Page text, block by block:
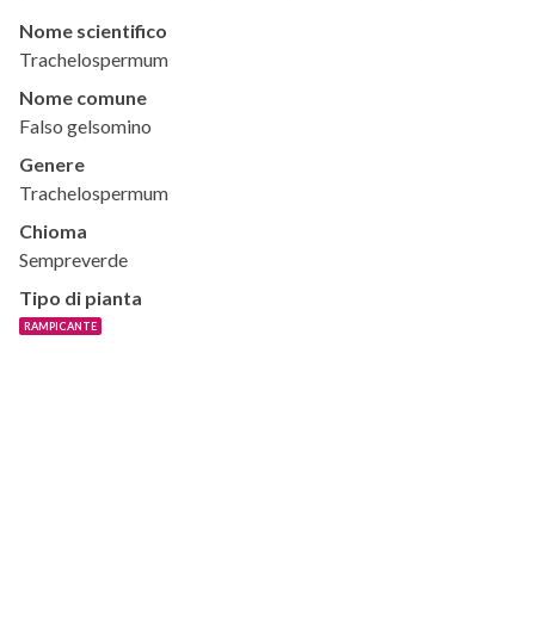
Nome scientifico
Trachelospermum
Nome comune
Falso gelsomino
Genere
Trachelospermum
Chioma
Sempreverde
Tipo di pianta
RAMPICANTE